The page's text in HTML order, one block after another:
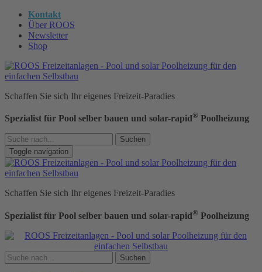
Kontakt
Über ROOS
Newsletter
Shop
Schaffen Sie sich Ihr eigenes Freizeit-Paradies
Spezialist für Pool selber bauen und solar-rapid® Poolheizung
Suchen
Toggle navigation
Schaffen Sie sich Ihr eigenes Freizeit-Paradies
Spezialist für Pool selber bauen und solar-rapid® Poolheizung
Suchen